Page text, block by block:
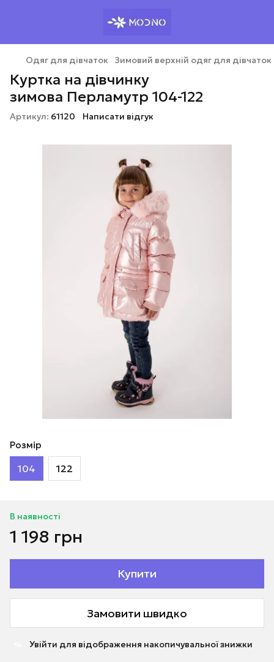
Одяг для дівчаток Зимовий верхній одяг для дівчаток
Куртка на дівчинку
зимова Перламутр 104-122
Артикул: 61120 Написати відгук
Розмір
104 122
В наявності
1 198 грн
Купити
Замовити швидко
Увійти для відображення накопичувальної знижки